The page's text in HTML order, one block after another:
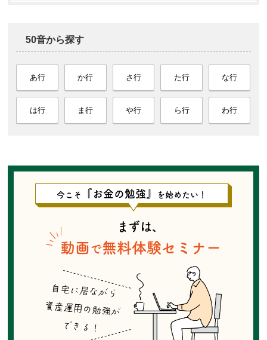
50音から探す
あ行 か行 さ行 た行 な行
は行 ま行 や行 ら行 わ行
今こそ 『お金の勉強』 を始めたい！
まずは、
動画 で無料体験セミナー